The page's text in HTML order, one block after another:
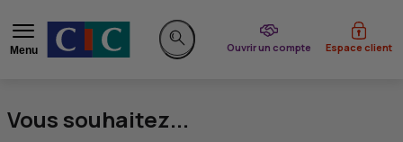
Menu
Rechercher sur le site
Ouvrir un compte
du CIC Espace client
Vous souhaitez...